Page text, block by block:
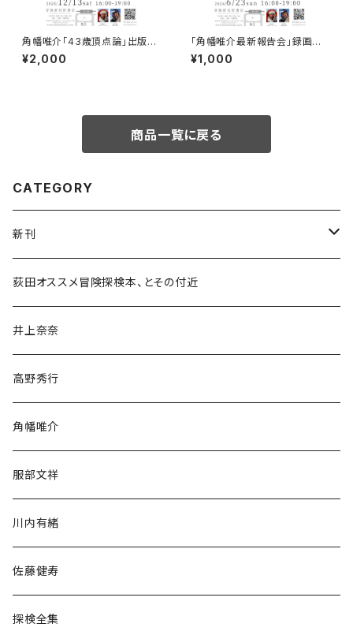
角幡唯介「43歳頂点論」出版記
念トークイベント録画視聴権
¥2,000
「角幡唯介最新報告会」録画視
聴権
¥1,000
商品一覧に戻る
CATEGORY
新刊
和書
文学・小説・物語
随筆・ノンフィクション・その他
民族・風習
荻田オススメ冒険探検本、とその付近
井上奈奈
高野秀行
角幡唯介
服部文祥
川内有緒
佐藤健寿
探検全集